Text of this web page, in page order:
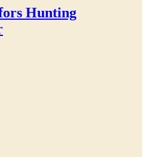
Hunting